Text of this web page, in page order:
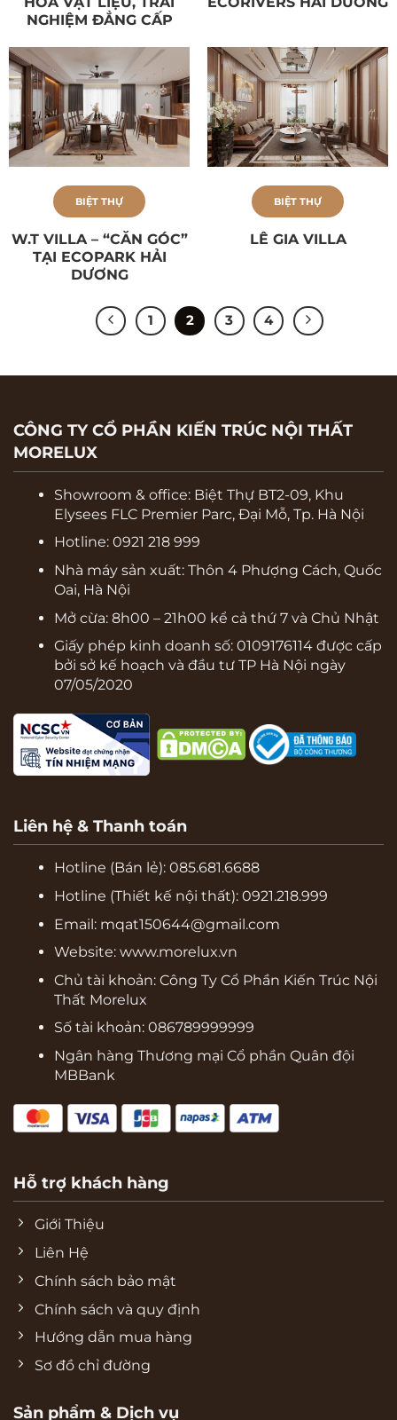
NGHIỆM ĐẲNG CẤP
BIỆT THỰ
W.T VILLA – “CĂN GÓC”
TẠI ECOPARK HẢI
DƯƠNG
BIỆT THỰ
LÊ GIA VILLA
1 2 3 4
CÔNG TY CỔ PHẦN KIẾN TRÚC NỘI THẤT
MORELUX
Showroom & office: Biệt Thự BT2-09, Khu
Elysees FLC Premier Parc, Đại Mỗ, Tp. Hà Nội
Hotline: 0921 218 999
Nhà máy sản xuất: Thôn 4 Phượng Cách, Quốc
Oai, Hà Nội
Mở cừa: 8h00 – 21h00 kể cả thứ 7 và Chủ Nhật
Giấy phép kinh doanh số: 0109176114 được cấp
bởi sở kế hoạch và đầu tư TP Hà Nội ngày
07/05/2020
Liên hệ & Thanh toán
Hotline (Bán lẻ): 085.681.6688
Hotline (Thiết kế nội thất): 0921.218.999
Email: mqat150644@gmail.com
Website: www.morelux.vn
Chủ tài khoản: Công Ty Cổ Phần Kiến Trúc Nội
Thất Morelux
Số tài khoản: 086789999999
Ngân hàng Thương mại Cổ phần Quân đội
MBBank
Hỗ trợ khách hàng
Giới Thiệu
Liên Hệ
Chính sách bảo mật
Chính sách và quy định
Hướng dẫn mua hàng
Sơ đồ chỉ đường
Sản phẩm & Dịch vụ